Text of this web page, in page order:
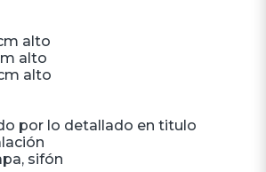
alto
alto
alto
por lo detallado en titulo
sifón